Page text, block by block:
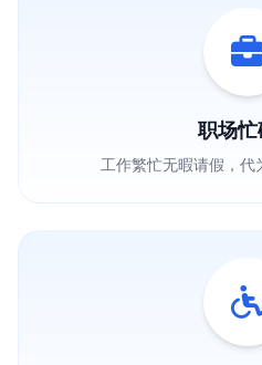
职场
工作繁忙无暇请假，代